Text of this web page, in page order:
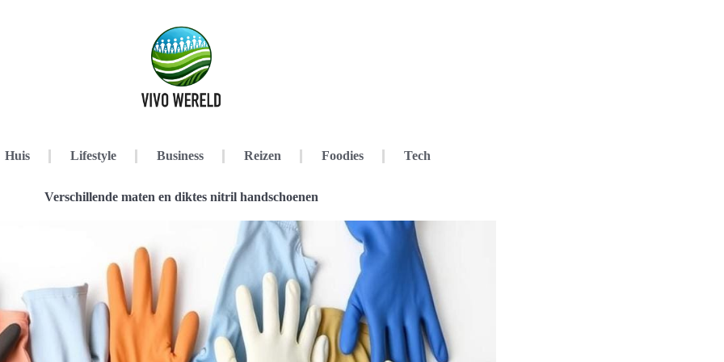
Huis Lifestyle Business Reizen Foodies Tech
Verschillende maten en diktes nitril handschoenen